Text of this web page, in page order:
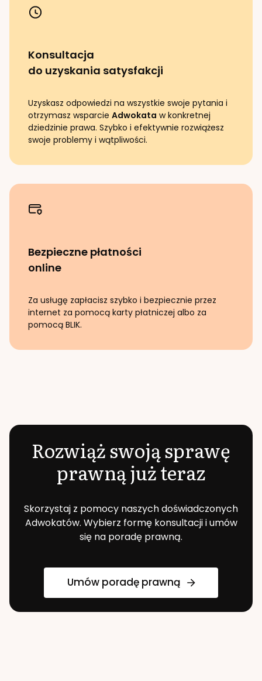
Konsultacja
do uzyskania satysfakcji
Uzyskasz odpowiedzi na wszystkie swoje pytania i
otrzymasz wsparcie Adwokata w konkretnej
dziedzinie prawa. Szybko i efektywnie rozwiążesz
swoje problemy i wątpliwości.
Bezpieczne płatności
online
Za usługę zapłacisz szybko i bezpiecznie przez
internet za pomocą karty płatniczej albo za
pomocą BLIK.
Rozwiąż swoją sprawę
prawną już teraz
Skorzystaj z pomocy naszych doświadczonych
Adwokatów. Wybierz formę konsultacji i umów
się na poradę prawną.
Umów poradę prawną